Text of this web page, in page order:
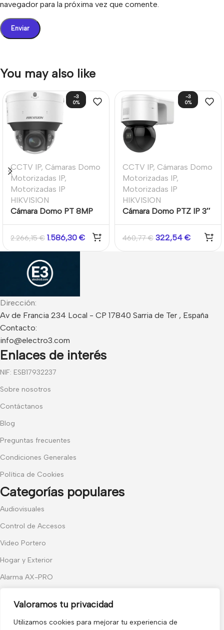
Valoramos tu privacidad
Utilizamos cookies para mejorar tu experiencia de
navegador para la próxima vez que comente.
You may also like
-3
0%
CCTV IP, Cámaras Domo
Motorizadas IP,
Motorizadas IP
HIKVISION
Cámara Domo PT 8MP
varifocal motorizada
IR30 WDR IK10 IP67
Darkfighter
2.266,15€ 1.586,30 €
-3
0%
CCTV IP, Cámaras Domo
Motorizadas IP,
Motorizadas IP
HIKVISION
Cámara Domo PTZ IP 3″
4MP 2.8-12 mm Zoom
4X IR50 WDR120
DarkFighter Funciones
460,77€ 322,54 €
Dirección:
Av de Francia 234 Local - CP 17840 Sarria de Ter , España
Contacto:
info@electro3.com
Enlaces de interés
NIF: ESB17932237
Sobre nosotros
Contáctanos
Blog
Preguntas frecuentes
Condiciones Generales
Política de Cookies
Categorías populares
Audiovisuales
Control de Accesos
Video Portero
Hogar y Exterior
Alarma AX-PRO
Únete a nuestras novedades
Recibe las últimas novedades y promociones.